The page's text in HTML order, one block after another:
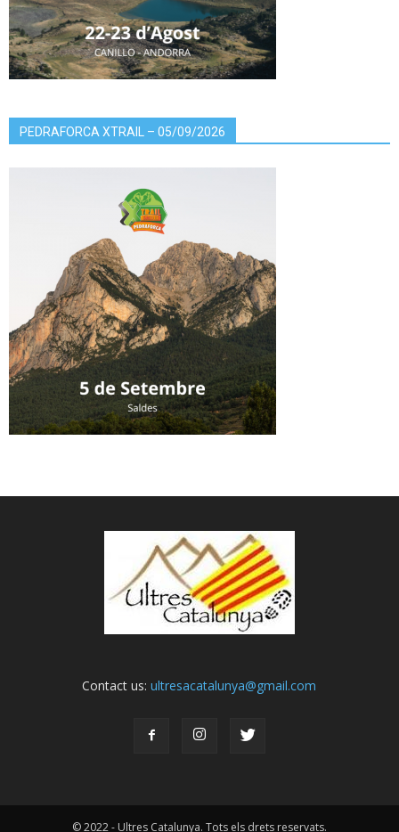
PEDRAFORCA XTRAIL – 05/09/2026
Contact us:ultresacatalunya@gmail.com
© 2022 - Ultres Catalunya. Tots els drets reservats.